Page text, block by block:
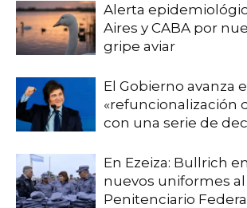
Alerta
Aires y CABA por
gripe aviar
El Gobierno avanza
«refuncionalización
con una serie de
En Ezeiza: Bullrich
nuevos uniformes al
Penitenciario